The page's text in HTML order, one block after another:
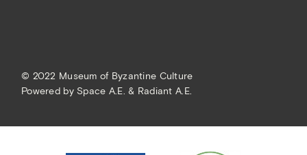
© 2022 Museum of Byzantine Culture
Powered by Space A.E. & Radiant A.E.